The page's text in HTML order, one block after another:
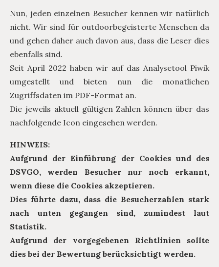
Nun, jeden einzelnen Besucher kennen wir natürlich
nicht. Wir sind für outdoorbegeisterte Menschen da
und gehen daher auch davon aus, dass die Leser dies
ebenfalls sind.
Seit April 2022 haben wir auf das Analysetool Piwik
umgestellt und bieten nun die monatlichen
Zugriffsdaten im PDF-Format an.
Die jeweils aktuell gültigen Zahlen können über das
nachfolgende Icon eingesehen werden.
HINWEIS:
Aufgrund der Einführung der Cookies und des
DSVGO, werden Besucher nur noch erkannt,
wenn diese die Cookies akzeptieren.
Dies führte dazu, dass die Besucherzahlen stark
nach unten gegangen sind, zumindest laut
Statistik.
Aufgrund der vorgegebenen Richtlinien sollte
dies bei der Bewertung berücksichtigt werden.